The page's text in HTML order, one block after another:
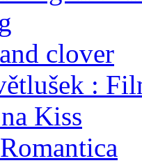
clover
:
Kiss